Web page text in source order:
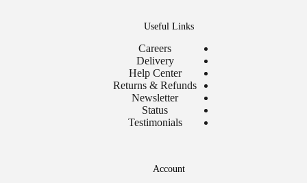
Useful Links
Careers
Delivery
Help Center
Returns & Refunds
Newsletter
Status
Testimonials
Account